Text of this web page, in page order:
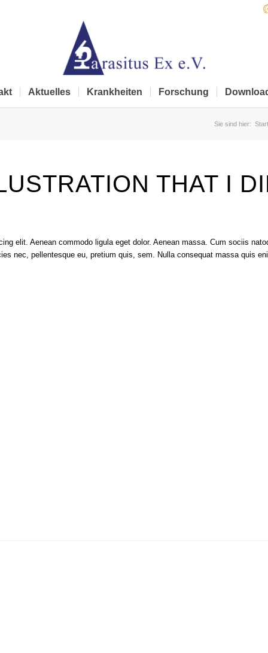
Aktuelles Krankheiten Forschung
Sie sind hier:
THAT I
elit. Aenean commodo ligula eget dolor. Aenean massa. Cum sociis
nec, pellentesque eu, pretium quis, sem. Nulla consequat massa quis